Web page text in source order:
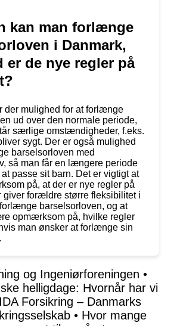
kan man forlænge
i Danmark,
er de nye regler på
der mulighed for at forlænge
ud over den normale periode,
særlige omstændigheder, f.eks.
sygt. Der er også mulighed
barselsorloven med
så man får en længere periode
passe sit barn. Det er vigtigt at
på, at der er nye regler på
giver forældre større fleksibilitet i
barselsorloven, og at
opmærksom på, hvilke regler
man ønsker at forlænge sin
og Ingeniørforeningen •
helligdage: Hvornår har vi
Forsikring – Danmarks
• Hvor mange